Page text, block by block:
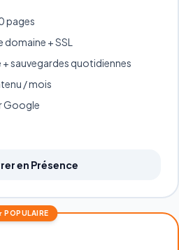
pages
+ SSL
sauvegardes quotidiennes
/ mois
Google
en Présence
POPULAIRE